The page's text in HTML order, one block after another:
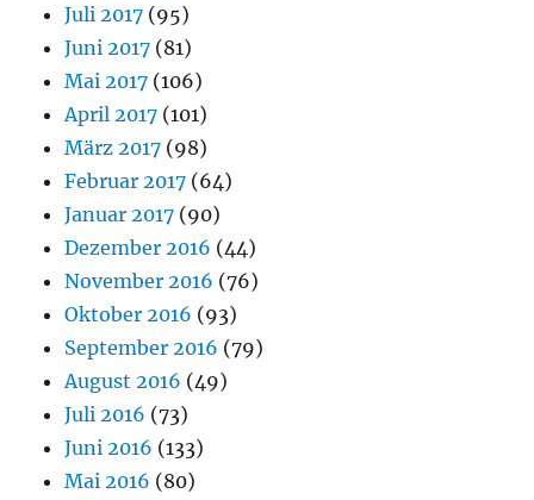
Juli 2017 (95)
Juni 2017 (81)
Mai 2017 (106)
April 2017 (101)
März 2017 (98)
Februar 2017 (64)
Januar 2017 (90)
Dezember 2016 (44)
November 2016 (76)
Oktober 2016 (93)
September 2016 (79)
August 2016 (49)
Juli 2016 (73)
Juni 2016 (133)
Mai 2016 (80)